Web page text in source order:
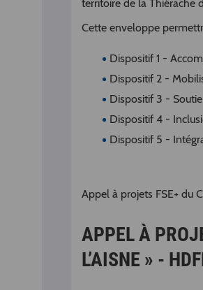
territoire de la Thiérache
Cette enveloppe
Dispositif 1 -
Dispositif 2 -
Dispositif 3 -
Dispositif 4 -
Dispositif 5 -
Appel à projets FSE+ du
APPEL À
L’AISNE » -